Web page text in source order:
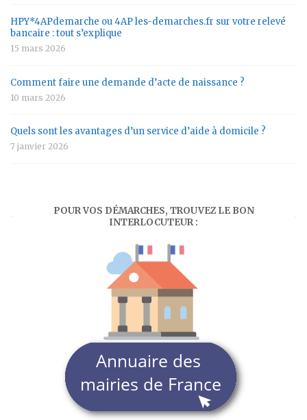
HPY*4APdemarche ou 4AP les-demarches.fr sur votre relevé
bancaire : tout s’explique
15 mars 2026
Comment faire une demande d’acte de naissance ?
10 mars 2026
Quels sont les avantages d’un service d’aide à domicile ?
7 janvier 2026
POUR VOS DÉMARCHES, TROUVEZ LE BON
INTERLOCUTEUR :